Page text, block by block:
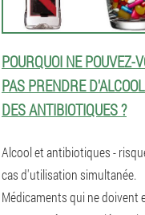
POURQUOI NE POUVEZ-
PAS PRENDRE
DES ANTIBIOTIQUES ?
Alcool et antibiotiques -
cas d'utilisation simultanée.
Médicaments qui ne doivent